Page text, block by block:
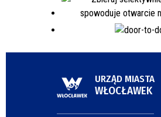
URZĄD MIASTA
WŁOCŁAWEK